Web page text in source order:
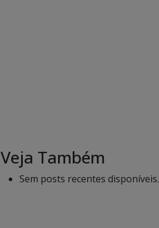
Veja Também
Sem posts recentes disponíveis.